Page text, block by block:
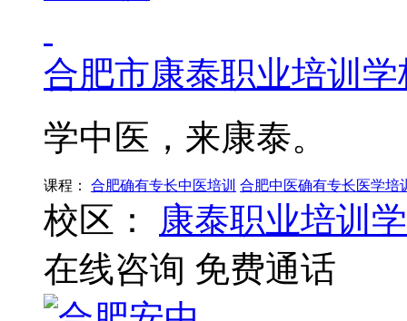
合肥市康泰职业培训学
学中医，来康泰。
课程： 合肥确有专长中医培训 合肥中医确有专长医学培
校区：
康泰职业培训
在线咨询 免费通话